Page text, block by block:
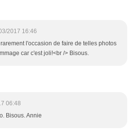
2017 16:46
l'occasion de faire de telles photos
car c'est joli!<br /> Bisous.
06:48
Bisous. Annie